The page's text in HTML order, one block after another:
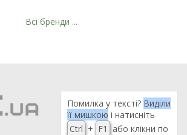
974
Всі бренди ...
Помилка у тексті? Виділи
її мишкою і натисніть
Ctrl + F1
або клікни по